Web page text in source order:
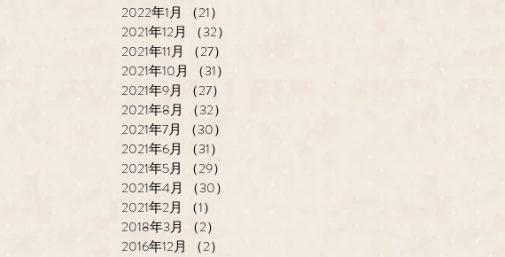
2022年1月
（21）
2021年12月
（32）
2021年11月
（27）
2021年10月
（31）
2021年9月
（27）
2021年8月
（32）
2021年7月
（30）
2021年6月
（31）
2021年5月
（29）
2021年4月
（30）
2021年2月
（1）
2018年3月
（2）
2016年12月
（2）